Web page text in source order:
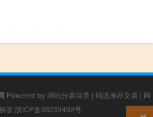
Powered by 网站分类目录 | 精选推荐文章 | 网
答 陕ICP备33239492号